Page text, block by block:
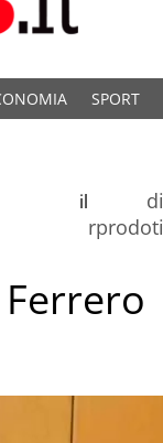
SPORT
di
rprodoti
il